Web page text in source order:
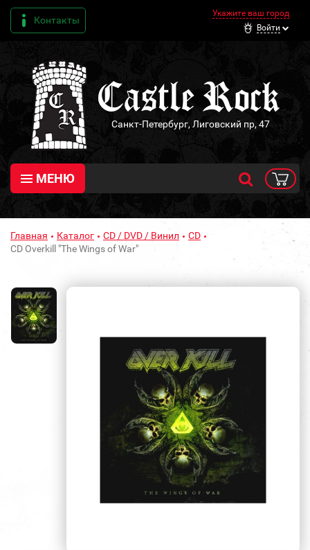
Контакты
Укажите ваш город
Войти
Санкт-Петербург, Лиговский пр, 47
МЕНЮ
Главная Каталог CD / DVD / Винил
CD
CD Overkill "The Wings of War"